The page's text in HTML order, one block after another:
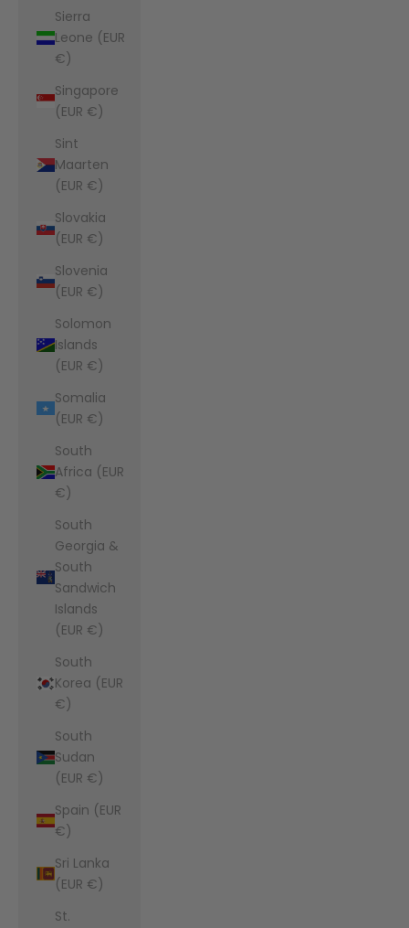
Sierra
Leone (EUR
€)
Singapore
(EUR €)
Sint
Maarten
(EUR €)
Slovakia
(EUR €)
Slovenia
(EUR €)
Solomon
Islands
(EUR €)
Somalia
(EUR €)
South
Africa (EUR
€)
South
Georgia &
South
Sandwich
Islands
(EUR €)
South
Korea (EUR
€)
South
Sudan
(EUR €)
Spain (EUR
€)
Sri Lanka
(EUR €)
St.